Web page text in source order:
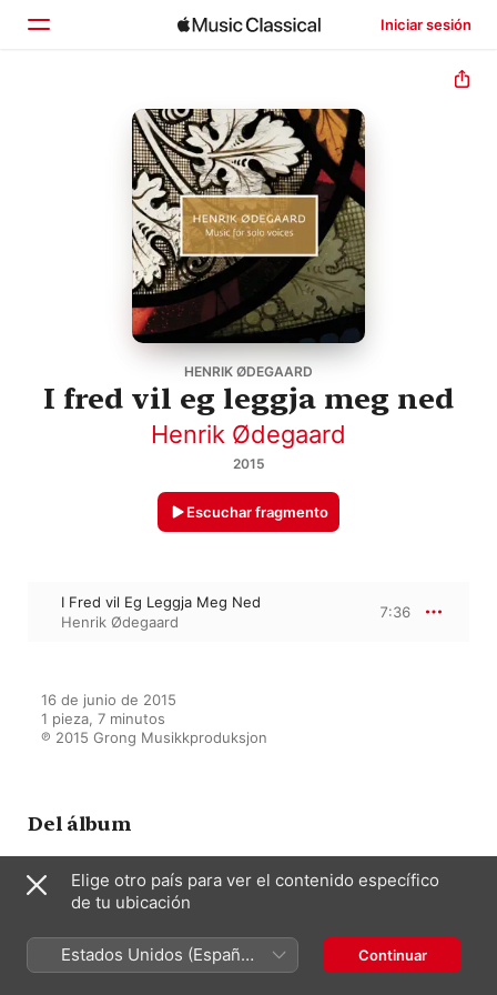
Iniciar sesión
Explorar
HENRIK ØDEGAARD
I fred vil eg leggja meg ned
Henrik Ødegaard
2015
Escuchar fragmento
I Fred vil Eg Leggja Meg Ned
Henrik Ødegaard
7:36
16 de junio de 2015
1 pieza, 7 minutos
℗ 2015 Grong Musikkproduksjon
Del álbum
Henrik Ødegaard - Music for
Henrik Ødegaard
Elige otro país para ver el contenido específico
de tu ubicación
Estados Unidos (Español
México)
Continuar